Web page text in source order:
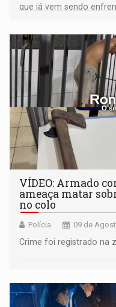
que já vem sendo
VÍDEO: Armado
ameaça matar
no colo
Polícia 09 de
Crime foi registrado na